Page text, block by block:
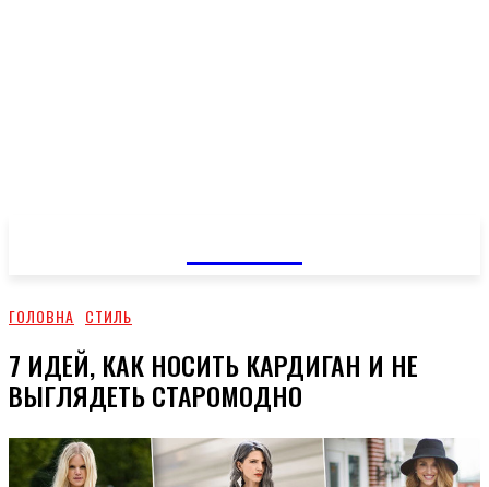
ГОЛОВНА СТИЛЬ
7 ИДЕЙ, КАК НОСИТЬ КАРДИГАН И НЕ
ВЫГЛЯДЕТЬ СТАРОМОДНО